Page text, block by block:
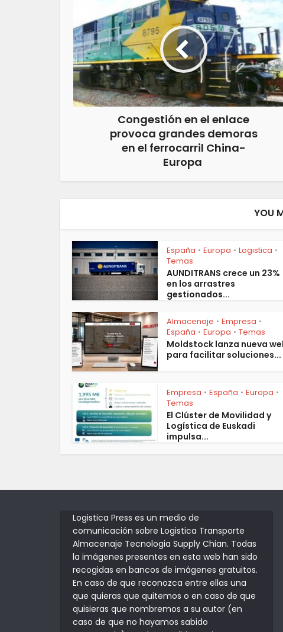
Congestión en el enlace
provoca grandes demoras
en el ferrocarril China-
Europa
YOU
España • Europa • Logistica •
Temas
AUNDITRANS crece un 23%
en los arrastres
gestionados...
Almacenaje • Empresa •
España • Europa • Temas
Moldstock lanza nueva
para facilitar soluciones...
Empresa • España • Europa •
Temas
El Clúster de Movilidad y
Logística de Euskadi
impulsa...
Logistica Press es un medio de
comunicación sobre Logistica Transporte
Almacenaje Tecnologia Supply Chian. Todas
la imágenes presentes en esta web han sido
recogidas en bancos de imágenes gratuitos.
En caso de que reconozca entre ellas una
que quieras que quitemos o en caso de que
quisieras que nombremos a su autor (en
caso de que no hayamos sabido